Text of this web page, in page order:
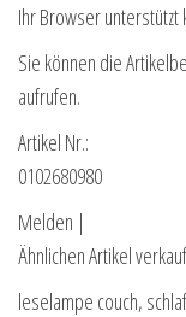
Ihr Browser unterstützt
Sie können die
aufrufen.
Artikel Nr.:
0102680980
Melden |
Ähnlichen Artikel
leselampe couch,